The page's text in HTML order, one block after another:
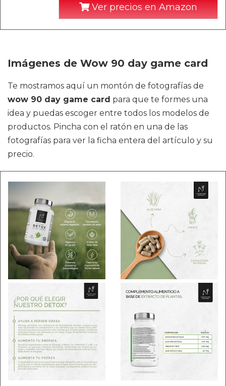
Ver precios en Amazon
Imágenes de Wow 90 day game card
Te mostramos aquí un montón de fotografías de
wow 90 day game card para que te formes una
idea y puedas escoger entre todos los modelos de
productos. Pincha con el ratón en una de las
fotografías para ver la ficha entera del artículo y su
precio.